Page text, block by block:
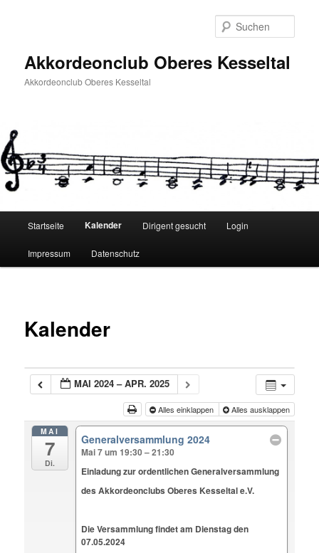
Akkordeonclub Oberes Kesseltal
Akkordeonclub Oberes Kesseltal
Startseite Kalender Dirigent gesucht Login
Impressum Datenschutz
Kalender
MAI 2024 – APR. 2025
Alles einklappen Alles ausklappen
MAI
7
Di.
Generalversammlung 2024
Mai 7 um 19:30 – 21:30
Einladung zur ordentlichen Generalversammlung
des Akkordeonclubs Oberes Kesseltal e.V.
Die Versammlung findet am Dienstag den
07.05.2024